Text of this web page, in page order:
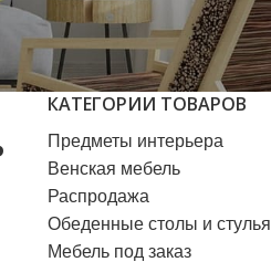
КАТЕГОРИИ ТОВАРОВ
Предметы интерьера
Венская мебель
Распродажа
Обеденные столы и стулья
Мебель под заказ